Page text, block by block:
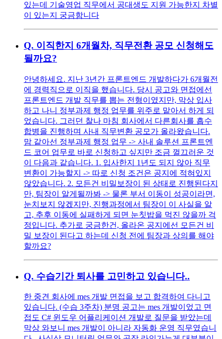
있는데 기술영업 직무에서 공대생도 지원 가능한지 차별
이 있는지 궁금함니다
Q. 이직한지 6개월차, 직무전환 공모 신청해도
될까요?
안녕하세요. 지난 3년간 프론트엔드 개발하다가 6개월전
에 경력직으로 이직을 했습니다. 당시 공고와 면접에선
프론트엔드 개발 직무를 뽑는 전형이였지만, 막상 입사
하고 나니 정부과제 행정 업무를 위주로 맡아서 하게 되
었습니다. 그러던 찰나 마침 회사에서 다른회사를 흡수
합병을 진행하며 사내 직무변환 공모가 올라왔습니다.
맘 같아선 정부과제 행정 업무 -> 사내 솔루션 프론트엔
드 코어 업무로 바로 신청하고 싶지만 조금 껄끄러운 것
이 다음과 같습니다. 1. 입사한지 1년도 되지 않아 직무
변환이 가능할지 -> 따로 신청 조건은 공지에 적혀있지
않았습니다. 2. 모든건 비밀보장이 된 상태로 진행된다지
만, 팀장이 알게될까봐 -> 물론 부서 이동이 성공이라면,
눈치보지 않겠지만, 진행과정에서 팀장이 이 사실을 알
고, 추후 이동에 실패하게 되면 눈칫밥을 먹진 않을까 걱
정입니다. 추가로 궁금한건, 올라온 공지에선 모든건 비
밀 보장이 된다고 하는데 신청 전에 팀장과 상의를 해야
할까요?
Q. 수습기간 퇴사를 고민하고 있습니다..
한 중견 회사에 mes 개발 면접을 보고 합격하여 다니고
있습니다. (수습 3주차) 분명 공고는 mes 개발이었고 면
접도 C# 윈도우 어플리케이션 개발로 질문을 받았는데
막상 와보니 mes 개발이 아니라 자동화 운영 직무였습니